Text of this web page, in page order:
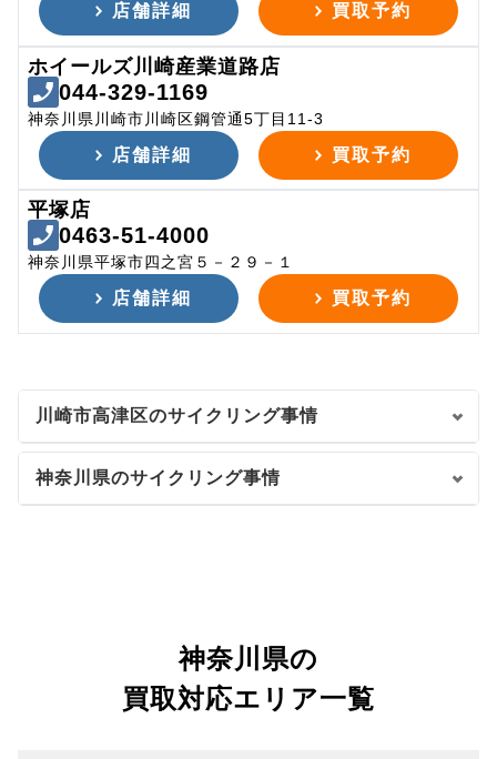
店舗詳細 買取予約
ホイールズ川崎産業道路店
044-329-1169
神奈川県川崎市川崎区鋼管通5丁目11-3
店舗詳細 買取予約
平塚店
0463-51-4000
神奈川県平塚市四之宮５－２９－１
店舗詳細 買取予約
川崎市高津区のサイクリング事情
神奈川県のサイクリング事情
神奈川県の
買取対応エリア一覧